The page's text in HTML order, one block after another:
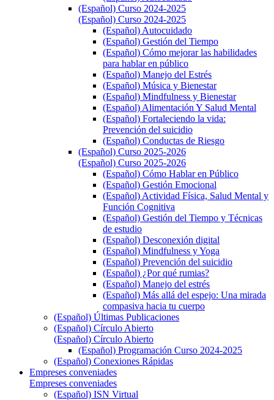
(Español) Curso 2024-2025
(Español) Curso 2024-2025
(Español) Autocuidado
(Español) Gestión del Tiempo
(Español) Cómo mejorar las habilidades
para hablar en público
(Español) Manejo del Estrés
(Español) Música y Bienestar
(Español) Mindfulness y Bienestar
(Español) Alimentación Y Salud Mental
(Español) Fortaleciendo la vida:
Prevención del suicidio
(Español) Conductas de Riesgo
(Español) Curso 2025-2026
(Español) Curso 2025-2026
(Español) Cómo Hablar en Público
(Español) Gestión Emocional
(Español) Actividad Física, Salud Mental y
Función Cognitiva
(Español) Gestión del Tiempo y Técnicas
de estudio
(Español) Desconexión digital
(Español) Mindfulness y Yoga
(Español) Prevención del suicidio
(Español) ¿Por qué rumias?
(Español) Manejo del estrés
(Español) Más allá del espejo: Una mirada
compasiva hacia tu cuerpo
(Español) Últimas Publicaciones
(Español) Círculo Abierto
(Español) Círculo Abierto
(Español) Programación Curso 2024-2025
(Español) Conexiones Rápidas
Empreses conveniades
Empreses conveniades
(Español) ISN Virtual